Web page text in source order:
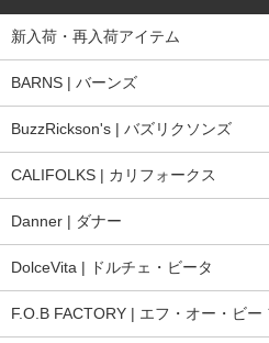
新入荷・再入荷アイテム
BARNS | バーンズ
BuzzRickson's | バズリクソンズ
CALIFOLKS | カリフォークス
Danner | ダナー
DolceVita | ドルチェ・ビータ
F.O.B FACTORY | エフ・オー・ビー